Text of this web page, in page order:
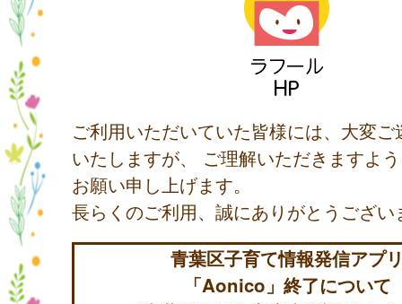
ご利用いただいていた皆様には、大変
いたしますが、 ご理解いただきますよ
お願い申し上げます。
長らくのご利用、誠にありがとうござい
青葉区子育て情報発信アプ
「Aonico」終了について